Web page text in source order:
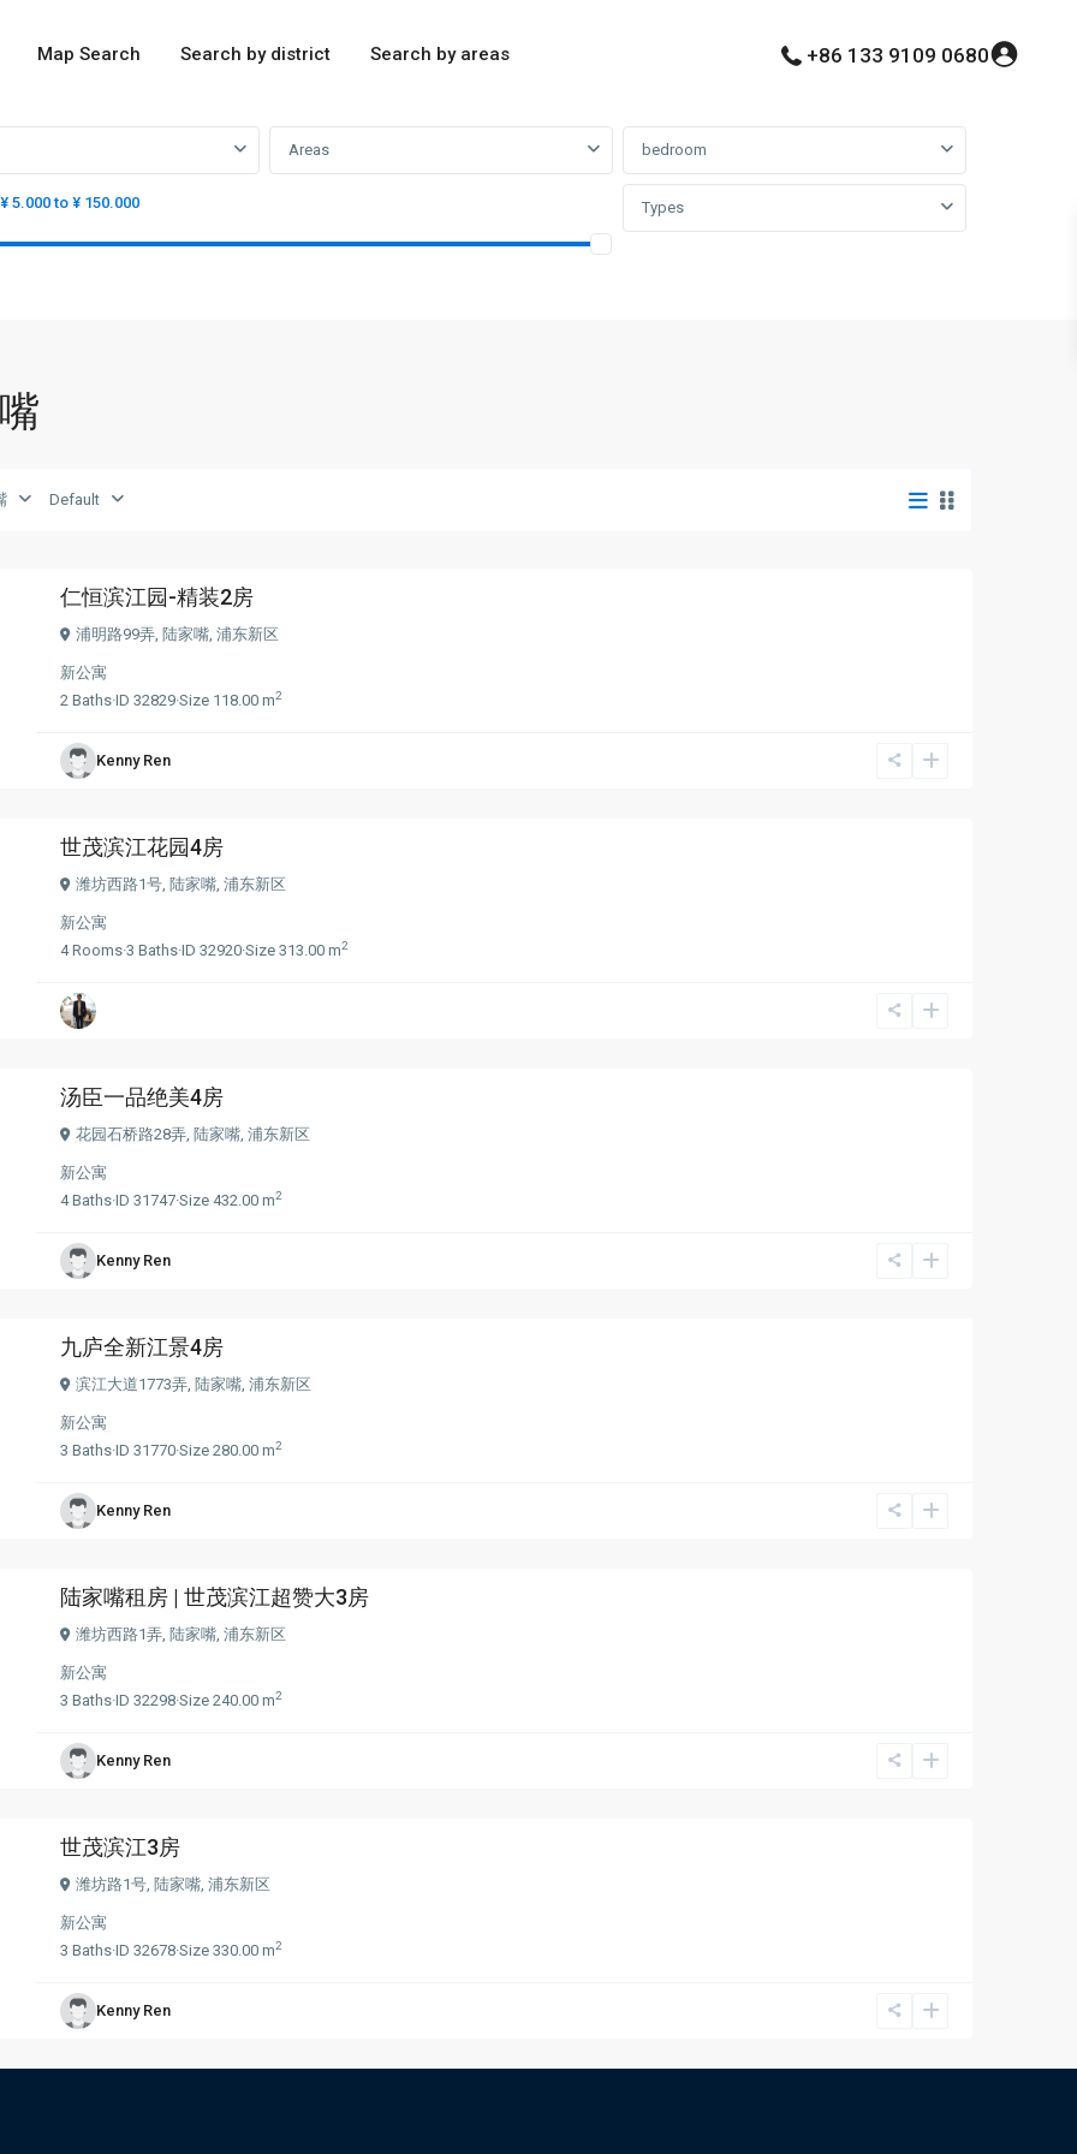
Map Search Search by district Search by areas +86 133 9109 0680
Areas bedroom
¥ 5.000 to ¥ 150.000 Types
Default
仁恒滨江园-精装2房
浦明路99弄, 陆家嘴, 浦东新区
新公寓
2 Baths·ID 32829·Size 118.00 m2
Kenny Ren
世茂滨江花园4房
潍坊西路1号, 陆家嘴, 浦东新区
新公寓
4Rooms·3 Baths·ID 32920·Size 313.00 m2
汤臣一品绝美4房
花园石桥路28弄, 陆家嘴, 浦东新区
新公寓
4Baths·ID 31747·Size 432.00 m2
Kenny Ren
九庐全新江景4房
滨江大道1773弄, 陆家嘴, 浦东新区
新公寓
3 Baths·ID 31770·Size 280.00 m2
Kenny Ren
陆家嘴租房 | 世茂滨江超赞大3房
潍坊西路1弄, 陆家嘴, 浦东新区
新公寓
3 Baths·ID 32298·Size 240.00 m2
Kenny Ren
世茂滨江3房
潍坊路1号, 陆家嘴, 浦东新区
新公寓
3 Baths·ID 32678·Size 330.00 m2
Kenny Ren